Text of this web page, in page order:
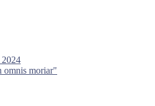
omnis moriar"